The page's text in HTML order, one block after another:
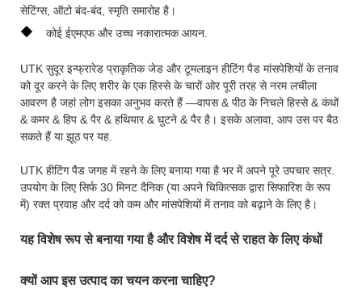
सेटिंग्स, ऑटो बंद-बंद, स्मृति समारोह है।
◆ कोई ईएमएफ और उच्च नकारात्मक आयन.
UTK सुदूर इन्फ्रारेड प्राकृतिक जेड और टूमलाइन हीटिंग पैड मांसपेशियों के तनाव
को दूर करने के लिए शरीर के एक हिस्से के चारों ओर पूरी तरह से नरम लचीला
आवरण है जहां लोग इसका अनुभव करते हैं —वापस & पीठ के निचले हिस्से & कंधों
& कमर & हिप & पैर & हथियार & घुटने & पैर है। इसके अलावा, आप उस पर बैठ
सकते हैं या झूठ पर यह.
UTK हीटिंग पैड जगह में रहने के लिए बनाया गया है भर में अपने पूरे उपचार सत्र.
उपयोग के लिए सिर्फ 30 मिनट दैनिक (या अपने चिकित्सक द्वारा सिफारिश के रूप
में) रक्त प्रवाह और दर्द को कम और मांसपेशियों में तनाव को बढ़ाने के लिए है।
यह विशेष रूप से बनाया गया है और विशेष में दर्द से राहत के लिए कंधों
क्यों आप इस उत्पाद का चयन करना चाहिए?